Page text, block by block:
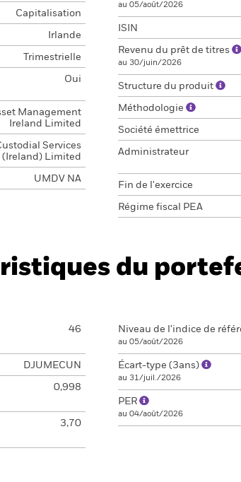
Capitalisation
Irlande
Trimestrielle
Oui
Management
Ireland Limited
Services
(Ireland) Limited
UMDV NA
au 05/août/2026
ISIN
Revenu du prêt de titres
au 30/juin/2026
Structure du produit
Méthodologie
Société émettrice
Administrateur
Fin de l'exercice
Régime fiscal PEA
du
46
DJUMECUN
0,998
3,70
Niveau de l'indice de
au 05/août/2026
Écart-type (3ans)
au 31/juil./2026
PER
au 04/août/2026